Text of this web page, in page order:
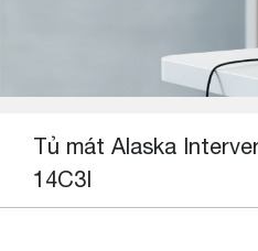
Tủ mát Alaska
14C3I